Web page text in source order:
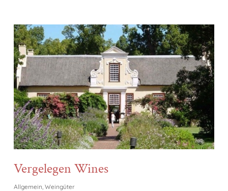
Vergelegen Wines
Allgemein Weingüter